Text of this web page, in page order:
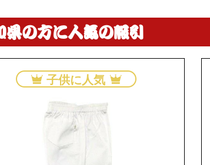
県の方に人気の股引
子供に人気